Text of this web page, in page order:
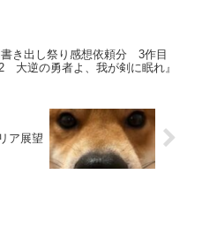
き出し祭り感想依頼分 3作目
大逆の勇者よ、我が剣に眠れ』
ア展望